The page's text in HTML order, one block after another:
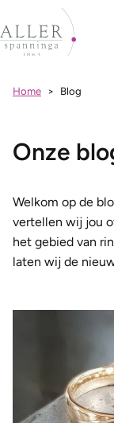
Home Blog
Onze
Welkom op de
vertellen wij jou
het gebied van
laten wij de